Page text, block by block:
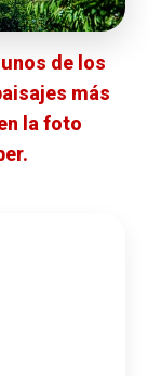
de los
más
la foto